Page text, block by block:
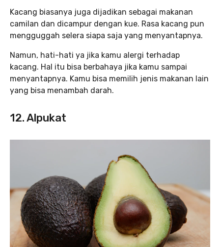
Kacang biasanya juga dijadikan sebagai makanan
camilan dan dicampur dengan kue. Rasa kacang pun
mengguggah selera siapa saja yang menyantapnya.
Namun, hati-hati ya jika kamu alergi terhadap
kacang. Hal itu bisa berbahaya jika kamu sampai
menyantapnya. Kamu bisa memilih jenis makanan lain
yang bisa menambah darah.
12. Alpukat